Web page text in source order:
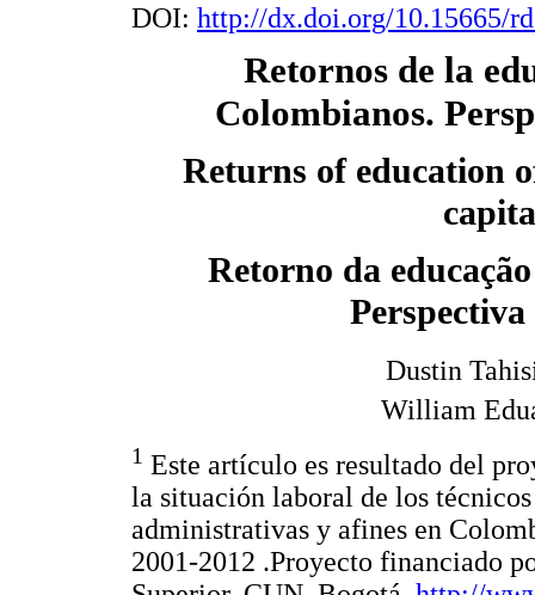
DOI: http://dx.doi.org/10.15665/
Retornos de la
Colombianos.
Returns of education
Retorno da
Dustin
William
1 Este artículo es resultado del
la situación laboral de los
administrativas y afines en
2001-2012 .Proyecto financiado